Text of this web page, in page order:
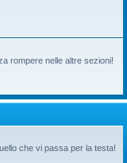
rompere nelle altre sezioni!
che vi passa per la testa!